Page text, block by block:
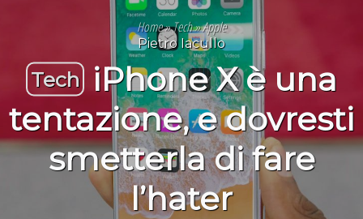
Home»Tech»Apple
Pietro Iacullo
Tech
iPhone X è una
tentazione, e dovresti
smetterla di fare
l’hater